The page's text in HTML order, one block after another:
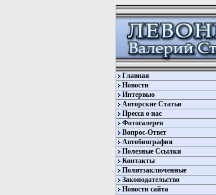
Главная
Новости
Интервью
Авторские Статьи
Пресса о нас
Фотогалерея
Вопрос-Ответ
Автобиография
Полезные Ссылки
Контакты
Политзаключенные
Законодательство
Новости сайта